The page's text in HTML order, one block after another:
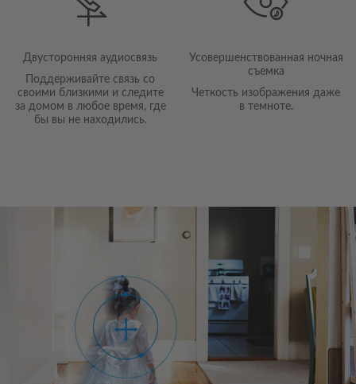
Двусторонняя аудиосвязь
Поддерживайте связь со
своими близкими и следите
за домом в любое время, где
бы вы не находились.
Усовершенствованная ночная
съемка
Четкость изображения даже
в темноте.